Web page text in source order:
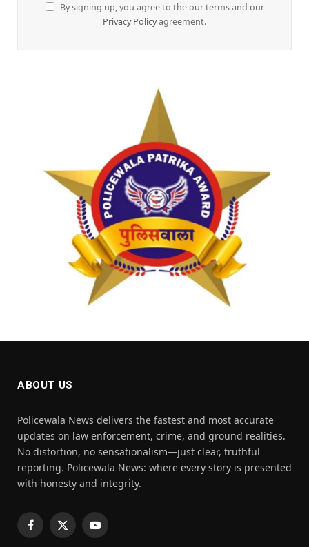
By signing up, you agree to the our terms and our
Privacy Policyagreement.
ABOUT US
Policewala News delivers the fastest and most accurate
updates on law enforcement, crime, and ground realities.
No distortion, no sensationalism—just clear, truthful
reporting. Policewala News: where every story is presented
with honesty and integrity.
Facebook
X
YouTube